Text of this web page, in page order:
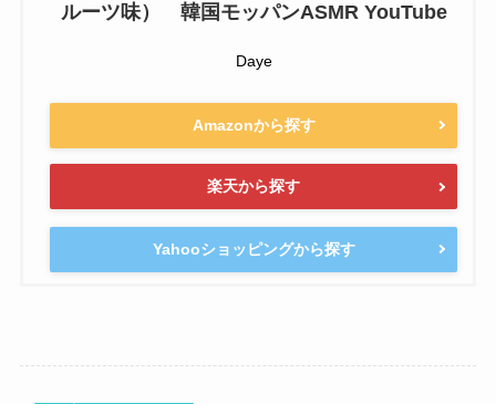
ルーツ味） 韓国モッパンASMR YouTube
Daye
Amazonから探す
楽天から探す
Yahooショッピングから探す